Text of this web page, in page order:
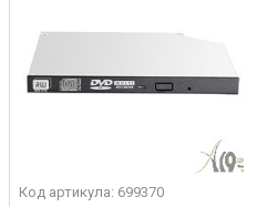
Код артикула: 699370